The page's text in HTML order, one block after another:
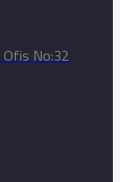
No:32